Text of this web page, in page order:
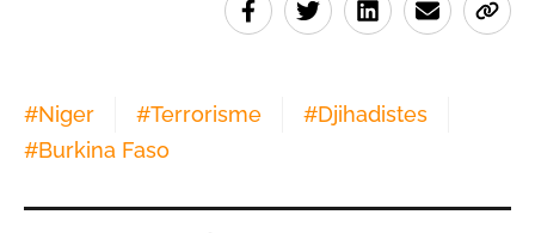
#Niger #Terrorisme #Djihadistes
#Burkina Faso